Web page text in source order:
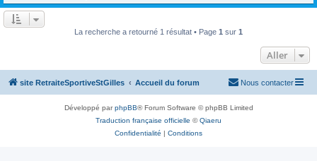
r
La recherche a retourné 1 résultat • Page 1 sur 1
Aller
site RetraiteSportiveStGilles Accueil du forum Nous contacter
Développé parphpBB® Forum Software © phpBB Limited
Traduction française officielle ©Qiaeru
Confidentialité | Conditions